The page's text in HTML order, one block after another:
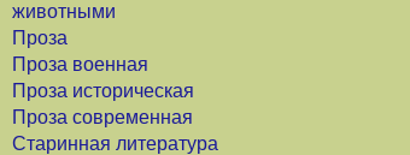
животными
Проза
Проза военная
Проза историческая
Проза современная
Старинная литература